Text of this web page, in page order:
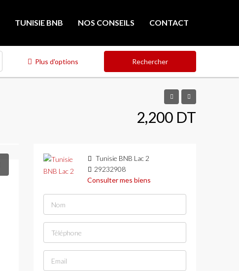
TUNISIE BNB NOS CONSEILS CONTACT
Plus d'options Rechercher
2,200 DT
Tunisie BNB Lac 2
29232908
Consulter mes biens